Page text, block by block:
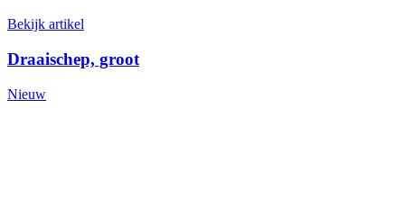
Bekijk artikel
Draaischep, groot
Nieuw